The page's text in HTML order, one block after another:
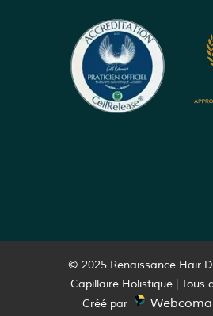
© 2025 Renaissance Hair
Capillaire Holistique | Tous
Créé par